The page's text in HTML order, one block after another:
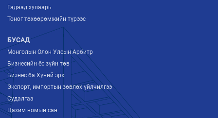
Гадаад хуваарь
Тоног төхөөрөмжийн түрээс
БУСАД
Монголын Олон Улсын Арбитр
Бизнесийн ёс зүйн төв
Бизнес ба Хүний эрх
Экспорт, импортын зөвлөх үйлчилгээ
Судалгаа
Цахим номын сан